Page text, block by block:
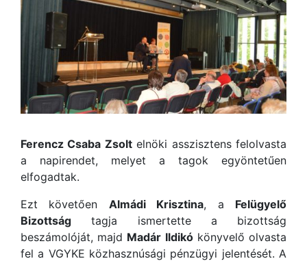
Ferencz Csaba Zsoltelnöki asszisztens felolvasta
a napirendet, melyet a tagok egyöntetűen
elfogadtak.
Ezt követően Almádi Krisztina, a Felügyelő
Bizottság tagja ismertette a bizottság
beszámolóját, majd Madár Ildikókönyvelő olvasta
fel a VGYKE közhasznúsági pénzügyi jelentését. A